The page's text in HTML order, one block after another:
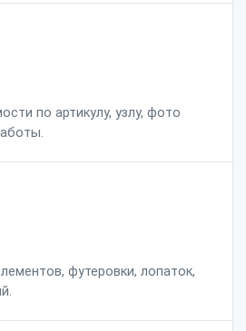
по артикулу, узлу, фото
футеровки, лопаток,